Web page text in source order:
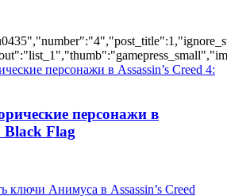
персонажи в
Black Flag